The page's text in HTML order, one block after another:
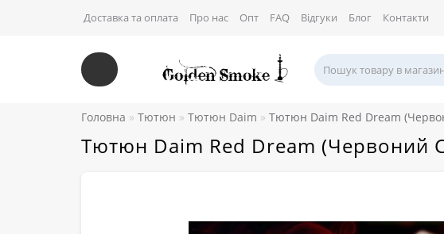
Доставка та оплата Про нас Опт FAQ Відгуки Блог Контакти
Головна Тютюн Тютюн Daim Тютюн Daim Red Dream
Тютюн Daim Red Dream (Червоний